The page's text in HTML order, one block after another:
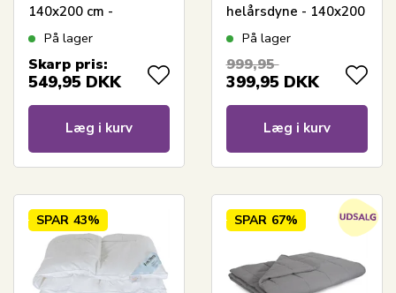
140x200 cm -
Fiberdyne - Zen Sleep
pude
På lager
Skarp pris:
549,95 DKK
Læg i kurv
helårsdyne - 140x200
cm - Fugt
med hulfibre
På lager
999,95
399,95 DKK
Læg i kurv
SPAR 43% SPAR 67%